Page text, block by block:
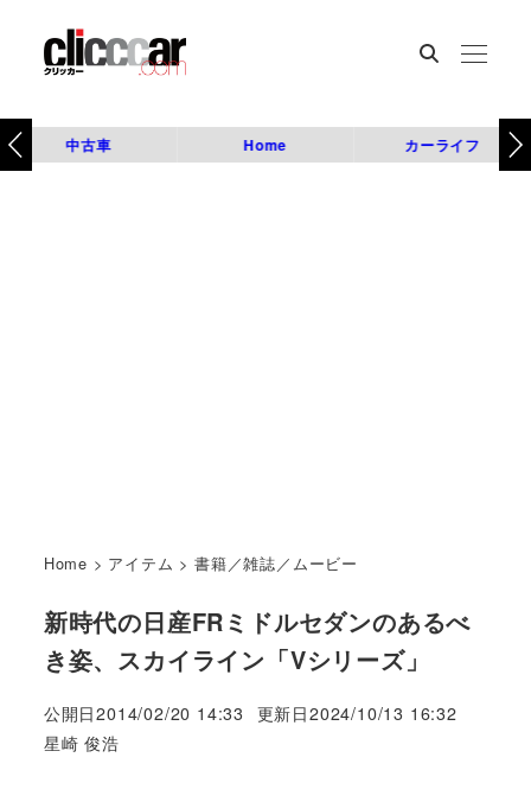
中古車 Home カーライフ
Home > アイテム >書籍／雑誌／ムービー
新時代の日産FRミドルセダンのあるべ
き姿、スカイライン「Vシリーズ」
公開日2014/02/20 14:33 更新日2024/10/13 16:32
著
星崎 俊浩